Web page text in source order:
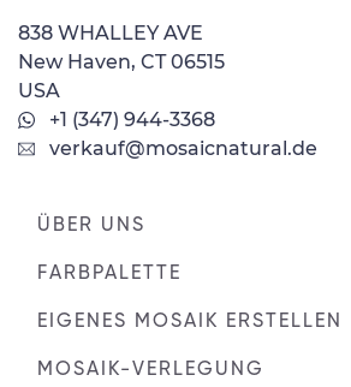
838 WHALLEY AVE
New Haven, CT 06515
USA
+1 (347) 944-3368
verkauf@mosaicnatural.de
ÜBER UNS
FARBPALETTE
EIGENES MOSAIK ERSTELLEN
MOSAIK-VERLEGUNG